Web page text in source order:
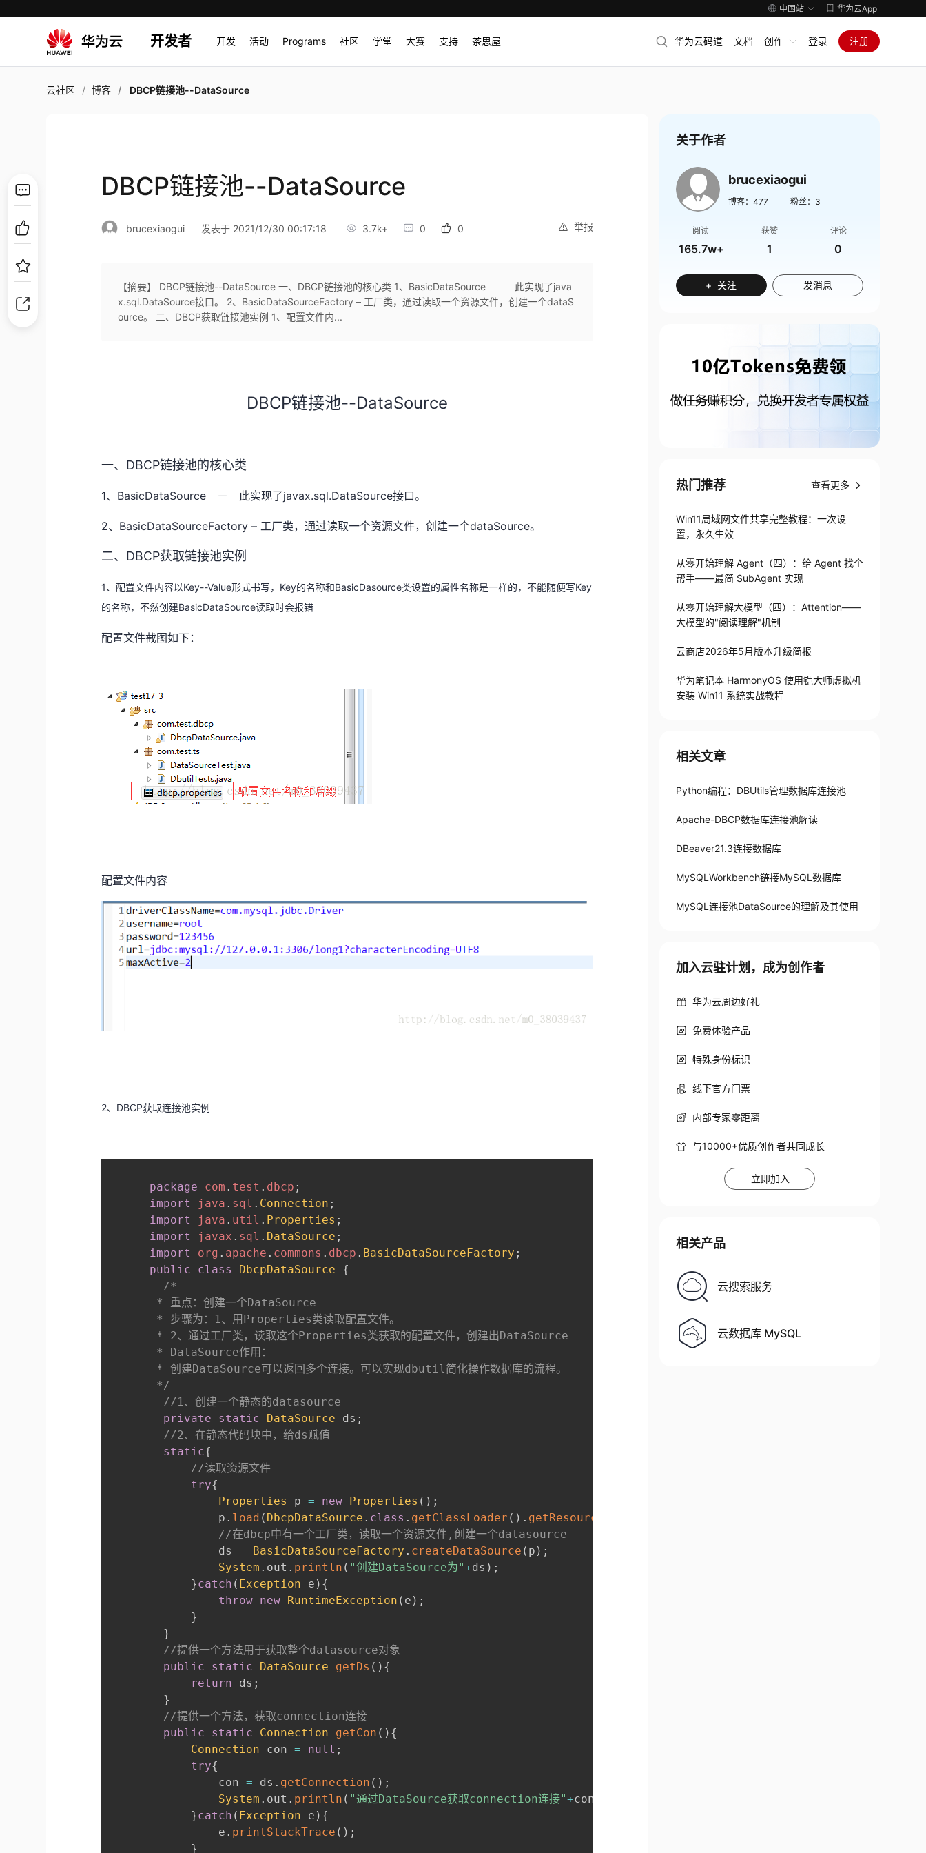
中国站 华为云App
开发者 开发 活动 Programs 社区 学堂 大赛 支持 茶思屋 华为云码道 文档 创作 登录 注册
云社区 博客 DBCP链接池--DataSource
DBCP链接池--DataSource
举报
brucexiaogui 发表于 2021/12/30 00:17:18 3.7k+ 0 0
【摘要】 DBCP链接池--DataSource 一、DBCP链接池的核心类 1、BasicDataSource － 此实现了java
x.sql.DataSource接口。 2、BasicDataSourceFactory – 工厂类，通过读取一个资源文件，创建一个dataS
ource。 二、DBCP获取链接池实例 1、配置文件内...
DBCP链接池--DataSource
一、DBCP链接池的核心类
1、BasicDataSource － 此实现了javax.sql.DataSource接口。
2、BasicDataSourceFactory – 工厂类，通过读取一个资源文件，创建一个dataSource。
二、DBCP获取链接池实例
1、配置文件内容以Key--Value形式书写，Key的名称和BasicDasource类设置的属性名称是一样的，不能随便写Key
的名称，不然创建BasicDataSource读取时会报错
配置文件截图如下：
配置文件内容
2、DBCP获取连接池实例
package com . test . dbcp ;
import
java . sql . Connection ;
import
java . util . Properties ;
import
javax . sql . DataSource ;
import
org . apache . commons . dbcp . BasicDataSourceFactory ;
public
class DbcpDataSource
{
/*
       * 重点：创建一个DataSource
       * 步骤为：1、用Properties类读取配置文件。
       * 2、通过工厂类，读取这个Properties类获取的配置文件，创建出DataSource
       * DataSource作用：
       * 创建DataSource可以返回多个连接。可以实现dbutil简化操作数据库的流程。
       */
//1、创建一个静态的datasource
private
static DataSource ds ;
//2、在静态代码块中，给ds赋值
static{
//读取资源文件
try{
Properties
p = new Properties ( ) ;
      			p
. load ( DbcpDataSource . class . getClassLoader ( ) . getResourceAsStream
//在dbcp中有一个工厂类，读取一个资源文件,创建一个datasource
      			ds
= BasicDataSourceFactory . createDataSource ( p ) ;
System . out . println ( "创建DataSource为"+ds ) ;
}catch ( Exception e ) {
throw new RuntimeException ( e ) ;
}
}
//提供一个方法用于获取整个datasource对象
public
static DataSource getDs ( ) {
return ds ;
}
//提供一个方法，获取connection连接
public
static Connection getCon ( ) {
Connection con = null ;
try{
      			con
= ds . getConnection ( ) ;
System . out . println ( "通过DataSource获取connection连接"+con
}catch ( Exception e ) {
      			e
. printStackTrace ( ) ;
}
关于作者
brucexiaogui
博客： 477 粉丝： 3
阅读
165.7w+
获赞
1
评论
0
+ 关注 发消息
热门推荐 查看更多
Win11局域网文件共享完整教程：一次设
置，永久生效
从零开始理解 Agent（四）：给 Agent 找个
帮手——最简 SubAgent 实现
从零开始理解大模型（四）：Attention——
大模型的"阅读理解"机制
云商店2026年5月版本升级简报
华为笔记本 HarmonyOS 使用铠大师虚拟机
安装 Win11 系统实战教程
相关文章
Python编程：DBUtils管理数据库连接池
Apache-DBCP数据库连接池解读
DBeaver21.3连接数据库
MySQLWorkbench链接MySQL数据库
MySQL连接池DataSource的理解及其使用
加入云驻计划，成为创作者
华为云周边好礼
免费体验产品
特殊身份标识
线下官方门票
内部专家零距离
与10000+优质创作者共同成长
立即加入
相关产品
云搜索服务
云数据库 MySQL